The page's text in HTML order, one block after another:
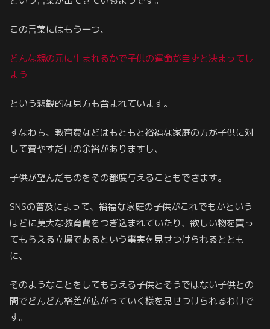
この言葉にはもう一つ、
どんな親の元に生まれるかで子供の運命が自ずと決まってし
まう
という悲観的な見方も含まれています。
すなわち、教育費などはもともと裕福な家庭の方が子供に対
して費やすだけの余裕がありますし、
子供が望んだものをその都度与えることもできます。
SNSの普及によって、裕福な家庭の子供がこれでもかという
ほどに莫大な教育費をつぎ込まれていたり、欲しい物を買っ
てもらえる立場であるという事実を見せつけられるととも
に、
そのようなことをしてもらえる子供とそうではない子供との
間でどんどん格差が広がっていく様を見せつけられるわけで
す。